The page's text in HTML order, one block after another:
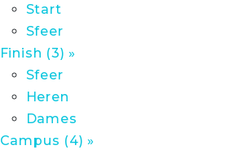
Start
Sfeer
Finish (3) »
Sfeer
Heren
Dames
Campus (4) »